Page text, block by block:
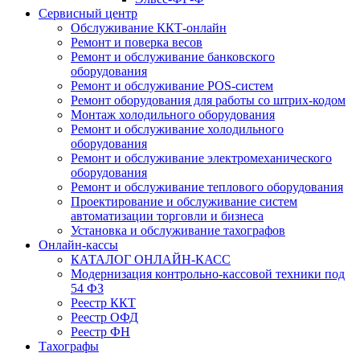
Сервисный центр
Обслуживание ККТ-онлайн
Ремонт и поверка весов
Ремонт и обслуживание банковского
оборудования
Ремонт и обслуживание POS-систем
Ремонт оборудования для работы со штрих-кодом
Монтаж холодильного оборудования
Ремонт и обслуживание холодильного
оборудования
Ремонт и обслуживание электромеханического
оборудования
Ремонт и обслуживание теплового оборудования
Проектирование и обслуживание систем
автоматизации торговли и бизнеса
Установка и обслуживание тахографов
Онлайн-кассы
КАТАЛОГ ОНЛАЙН-КАСС
Модернизация контрольно-кассовой техники под
54 ФЗ
Реестр ККТ
Реестр ОФД
Реестр ФН
Тахографы